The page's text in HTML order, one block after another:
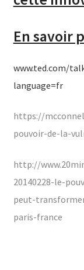
En savoir
www.ted.com/
language=fr
https://
pouvoir-de-la-
http://
20140228-le-
peut-
paris-france